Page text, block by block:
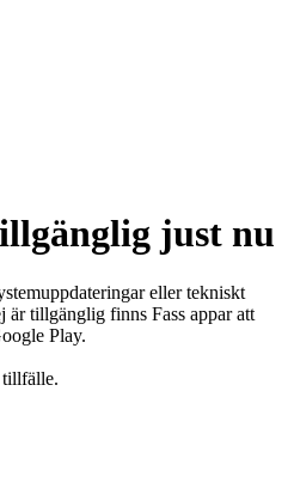
just nu
eller tekniskt
är tillgänglig finns Fass appar att
Play.
tillfälle.